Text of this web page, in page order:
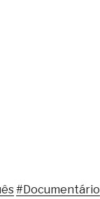
#Documentário